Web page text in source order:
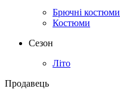
Брючні костюми
Костюми
Сезон
Літо
Продавець